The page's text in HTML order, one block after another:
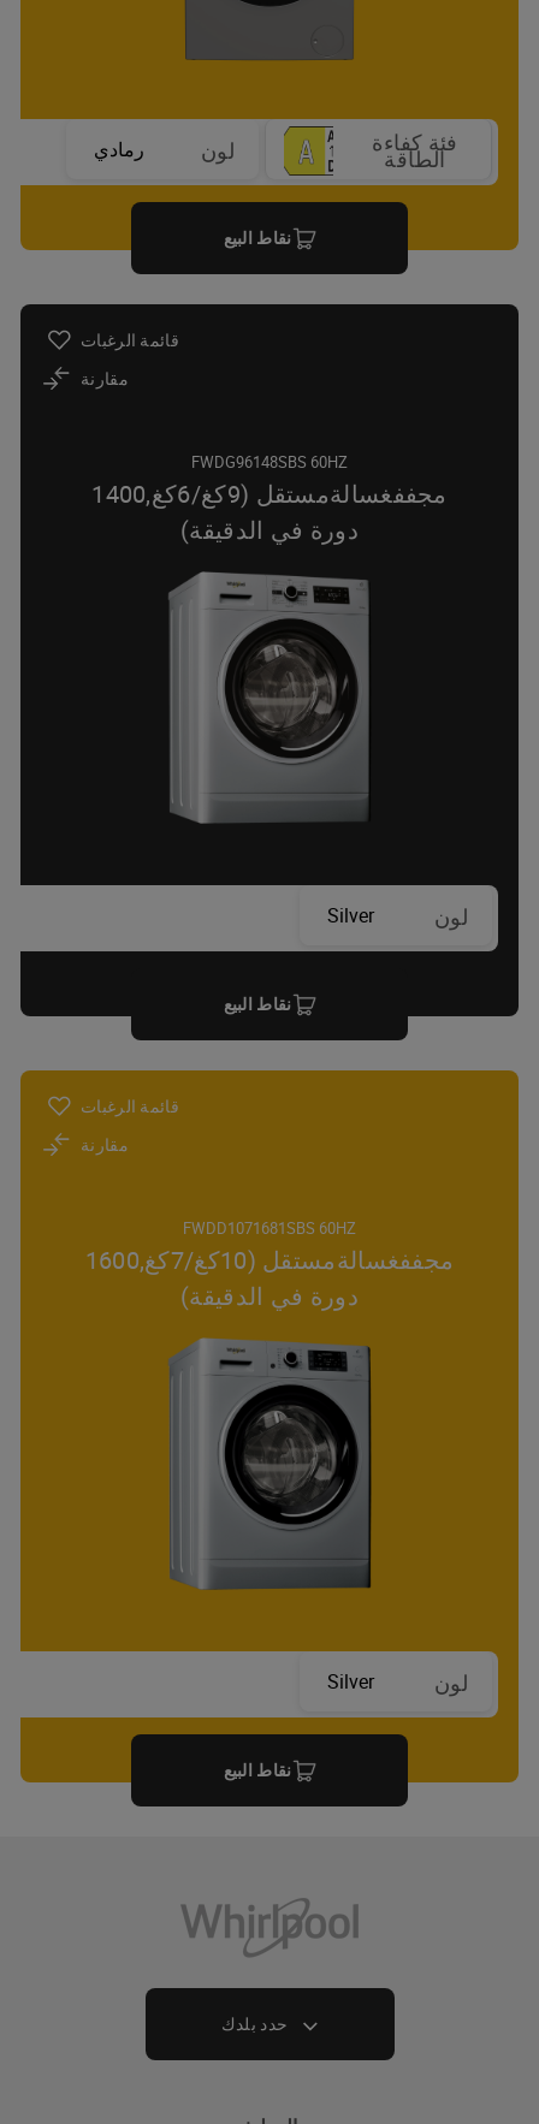
فئة كفاءة
الطاقة لون رمادي
نقاط البيع
قائمة الرغبات
مقارنة
FWDG96148SBS 60HZ
مجففغسالةمستقل (9كغ/6كغ,1400
دورة في الدقيقة)
لون Silver
نقاط البيع
قائمة الرغبات
مقارنة
FWDD1071681SBS 60HZ
مجففغسالةمستقل (10كغ/7كغ,1600
دورة في الدقيقة)
لون Silver
نقاط البيع
حدد بلدك